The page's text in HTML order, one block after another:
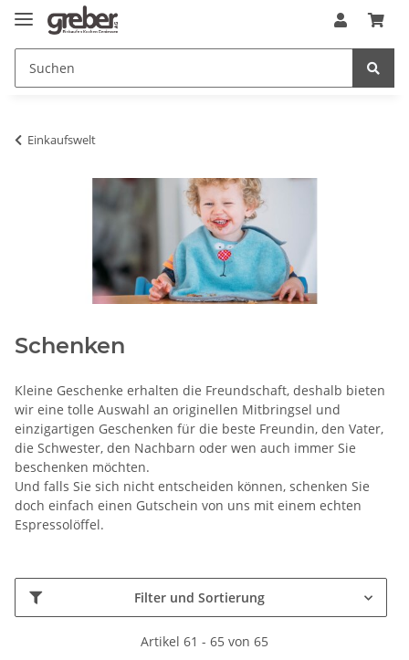
Einkaufswelt
Schenken
Kleine Geschenke erhalten die Freundschaft, deshalb bieten
wir eine tolle Auswahl an originellen Mitbringsel und
einzigartigen Geschenken für die beste Freundin, den Vater,
die Schwester, den Nachbarn oder wen auch immer Sie
beschenken möchten.
Und falls Sie sich nicht entscheiden können, schenken Sie
doch einfach einen Gutschein von uns mit einem echten
Espressolöffel.
Filter und Sortierung
Artikel 61 - 65 von 65